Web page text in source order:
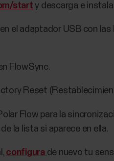
start y descarga e
el adaptador USB con
FlowSync.
Reset
Flow para la
la lista si aparece en ella.
configura de nuevo tu